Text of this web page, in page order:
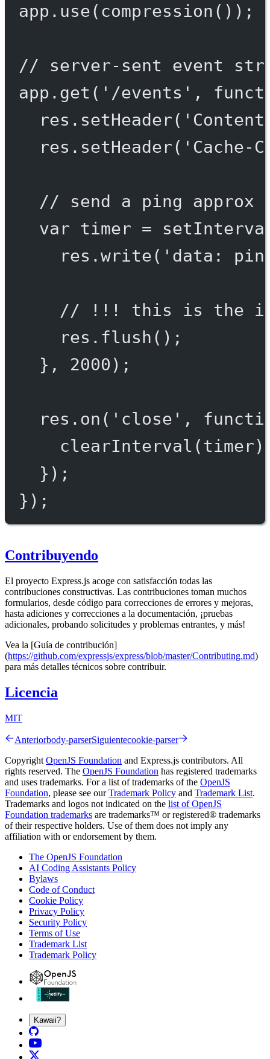
app. use( compression ());
// server-sent event
app. get ( '/events' ,
res. setHeader(
res. setHeader( 'Cache-
// send a ping approx
var timer =
res.write( 'data:
// !!! this is the
res. flush ();
}, 2000 );
res. on ( 'close' ,
clearInterval
});
});
Contribuyendo
El proyecto Express.js acoge con satisfacción todas las
contribuciones constructivas. Las contribuciones toman muchos
formularios, desde código para correcciones de errores y mejoras,
hasta adiciones y correcciones a la documentación, ¡pruebas
adicionales, probando solicitudes y problemas entrantes, y más!
Vea la [Guía de contribución]
(https://github.com/expressjs/express/blob/master/Contributing.md)
para más detalles técnicos sobre contribuir.
Licencia
MIT
Anteriorbody-parserSiguientecookie-parser
Copyright OpenJS Foundation and Express.js contributors. All
rights reserved. The OpenJS Foundation has registered trademarks
and uses trademarks. For a list of trademarks of the OpenJS
Foundation, please see ourTrademark Policy and Trademark List.
Trademarks and logos not indicated on the list of OpenJS
Foundation trademarks are trademarks™ or registered® trademarks
of their respective holders. Use of them does not imply any
affiliation with or endorsement by them.
The OpenJS Foundation
AI Coding Assistants Policy
Bylaws
Code of Conduct
Cookie Policy
Privacy Policy
Security Policy
Terms of Use
Trademark List
Trademark Policy
Kawaii?